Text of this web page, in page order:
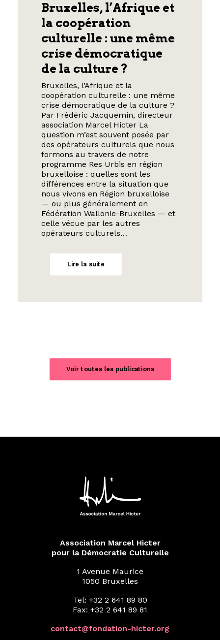
Bruxelles, l’Afrique et
la coopération
culturelle : une même
crise démocratique
de la culture ?
Bruxelles, l’Afrique et la
coopération culturelle : une même
crise démocratique de la culture ?
Par Frédéric Jacquemin, directeur
association Marcel Hicter La
question m’est souvent posée par
des opérateurs culturels que nous
formons au travers de notre
programme Res Urbis en région
bruxelloise : quelles sont les
différences entre la situation que
nous vivons en Région bruxelloise
— ou plus généralement en
Fédération Wallonie-Bruxelles — et
celle vécue par les autres
opérateurs culturels…
Lire la suite
Voir toutes les publications
Association Marcel Hicter
pour la Démocratie Culturelle
1 Avenue Maurice
1050 Bruxelles
Tel: +32 2 641 89 80
Fax: +32 2 641 89 81
contact@fondation-hicter.org